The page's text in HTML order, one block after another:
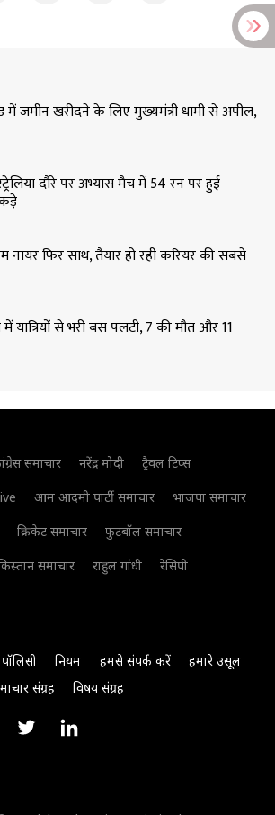
जमीन खरीदने के लिए मुख्यमंत्री धामी से अपील,
दौरे पर अभ्यास मैच में 54 रन पर हुई
नायर फिर साथ, तैयार हो रही करियर की सबसे
यात्रियों से भरी बस पलटी, 7 की मौत और 11
समाचार नरेंद्र मोदी
ट्रैवल टिप्स
आम आदमी पार्टी समाचार
भाजपा समाचार
क्रिकेट समाचार
फुटबॉल समाचार
समाचार राहुल गांधी
रेसिपी
पॉलिसी नियम हमसे संपर्क करें
हमारे उसूल
संग्रह विषय संग्रह